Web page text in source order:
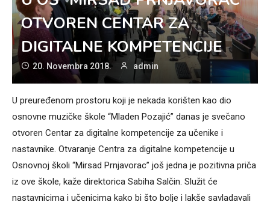
OTVOREN CENTAR ZA
DIGITALNE KOMPETENCIJE
20. Novembra 2018. admin
U preuređenom prostoru koji je nekada korišten kao dio
osnovne muzičke škole “Mladen Pozajić” danas je svečano
otvoren Centar za digitalne kompetencije za učenike i
nastavnike. Otvaranje Centra za digitalne kompetencije u
Osnovnoj školi “Mirsad Prnjavorac” još jedna je pozitivna priča
iz ove škole, kaže direktorica Sabiha Salčin. Služit će
nastavnicima i učenicima kako bi što bolje i lakše savladavali